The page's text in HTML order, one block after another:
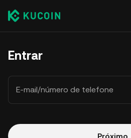
Entrar
E-mail/número de telefone
Próximo